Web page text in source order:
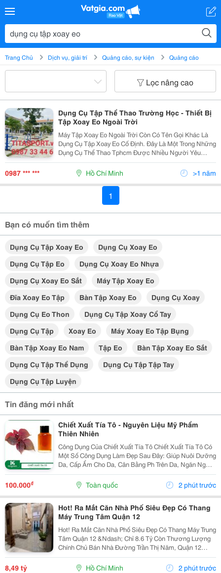
Trang Chủ Dịch vụ, giải trí Quảng cáo, sự kiện Quảng cáo
Lọc nâng cao
Dụng Cụ Tập Thể Thao Trường Học - Thiết Bị
Tập Xoay Eo Ngoài Trời
Máy Tập Xoay Eo Ngoài Trời Còn Có Tên Gọi Khác Là
Dụng Cụ Tập Xoay Eo Cố Định. Đây Là Một Trong Những
Dụng Cụ Thể Thao Tphcm Được Nhiều Người Yêu
Thích. Nhờ Vào Cơ Chế Hoạt Động Đơn Giản, Với Tác
Động Chính Vào Vùng Eo, Thiết Bị Này Sẽ Rất Phù
0987 *** *** Hồ Chí Minh >1 năm
1
Bạn có muốn tìm thêm
Dụng Cụ Tập Xoay Eo
Dụng Cụ Xoay Eo
Dụng Cụ Tập Eo
Dụng Cụ Xoay Eo Nhựa
Dụng Cụ Xoay Eo Sắt
Máy Tập Xoay Eo
Đĩa Xoay Eo Tập
Bàn Tập Xoay Eo
Dụng Cụ Xoay
Dụng Cụ Eo Thon
Dụng Cụ Tập Xoay Cổ Tay
Dụng Cụ Tập
Xoay Eo
Máy Xoay Eo Tập Bụng
Bàn Tập Xoay Eo Nam
Tập Eo
Bàn Tập Xoay Eo Sắt
Dụng Cụ Tập Thể Dụng
Dụng Cụ Tập Tập Tay
Dụng Cụ Tập Luyện
Tin đăng mới nhất
Chiết Xuất Tía Tô - Nguyên Liệu Mỹ Phẩm
Thiên Nhiên
Công Dụng Của Chiết Xuất Tía Tô Chiết Xuất Tía Tô Có
Một Số Công Dụng Làm Đẹp Sau Đây: Giúp Nuôi Dưỡng
Da, Cấp Ẩm Cho Da, Cân Bằng Ph Trên Da, Ngăn Ngừa
Tình Trạng Da Khô, Thô Ráp, Sần Sùi, Bong Tróc&Hellip;
Giúp Kháng Khuẩn, Làm Sạch Da, Tẩy...
100.000₫ Toàn quốc 2 phút trước
Hot! Ra Mắt Căn Nhà Phố Siêu Đẹp Có Thang
Máy Trung Tâm Quận 12
Hot! Ra Mắt Căn Nhà Phố Siêu Đẹp Có Thang Máy Trung
Tâm Quận 12 &Ndash; Chỉ 8.6 Tỷ Còn Thương Lượng
Chính Chủ Bán Nhà Đường Trần Thị Năm, Quận 12
&Ndash; Vị Trí Đẹp, Khu Dân Cư Hiện Hữu, Tiện Ích Đầy
Đủ. Diện Tích: 4M &Times; 20M Nhà...
8,49 tỷ Hồ Chí Minh 2 phút trước